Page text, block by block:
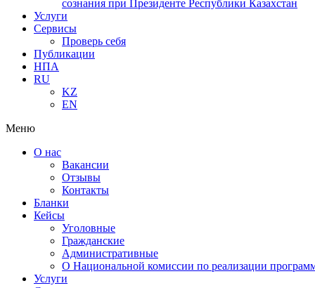
сознания при Президенте Республики Казахстан
Услуги
Сервисы
Проверь себя
Публикации
НПА
RU
KZ
EN
Меню
О нас
Вакансии
Отзывы
Контакты
Бланки
Кейсы
Уголовные
Гражданские
Административные
О Национальной комиссии по реализации
Услуги